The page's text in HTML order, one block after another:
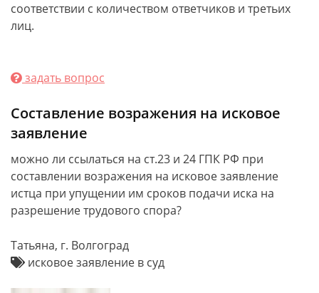
соответствии с количеством ответчиков и третьих
лиц.
задать вопрос
Составление возражения на исковое
заявление
можно ли ссылаться на ст.23 и 24 ГПК РФ при
составлении возражения на исковое заявление
истца при упущении им сроков подачи иска на
разрешение трудового спора?
Татьяна, г. Волгоград
исковое заявление в суд